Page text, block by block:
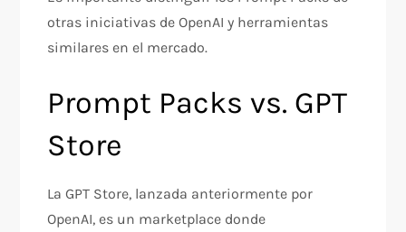
otras iniciativas de OpenAI y herramientas
similares en el mercado.​
Prompt Packs vs. GPT
Store
La GPT Store, lanzada anteriormente por
OpenAI, es un marketplace donde